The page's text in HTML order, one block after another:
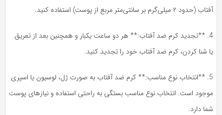
۲ میلی‌گرم بر سانتی‌متر مربع از پوست) استفاده کنید.
4. **تجدید کرم ضد آفتاب:** هر دو ساعت یکبار و همچنین بعد از تعریق
شنا کردن، کرم ضد آفتاب خود را تجدید کنید.
5. **انتخاب نوع مناسب:** کرم ضد آفتاب به صورت ژل، لوسیون یا اسپری
است. انتخاب نوع مناسب بستگی به راحتی استفاده و نیازهای پوست
دارد.